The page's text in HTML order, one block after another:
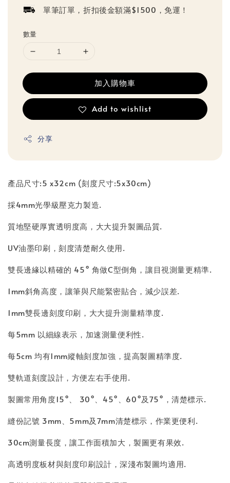
單筆訂單，折扣後金額滿$1500，免運！
數量
加入購物車
Add to wishlist
分享
產品尺寸:5 x32cm (刻度尺寸:5x30cm)
採4mm光學級壓克力製造.
質地堅硬厚實透明度高，大大提升製圖品質.
UV油墨印刷，刻度清楚耐久使用.
雙長邊緣以精確的 45° 角做C型倒角，讓目視測量更精準.
1mm斜角高度，讓筆與尺能緊密貼合，減少誤差.
1mm雙長邊刻度印刷，大大提升測量精準度.
每5mm 以細線表示，加速測量便利性.
每5cm 均有1mm縱軸刻度加強，提高製圖精準度.
雙軌道刻度設計，方便左右手使用.
製圖常用角度15°、 30°、45°、60°及75°，清楚標示.
縫份記號 3mm、5mm及7mm清楚標示，作業更便利.
30cm測量長度，讓工作面積加大，製圖更有果效.
高透明度板材與刻度印刷設計，深淺布製圖均適用.